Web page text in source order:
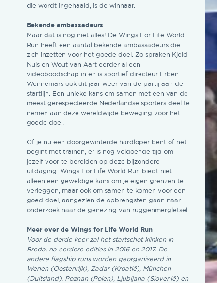
die wordt ingehaald, is de winnaar.
Bekende ambassadeurs
Maar dat is nog niet alles! De Wings For Life World
Run heeft een aantal bekende ambassadeurs die
zich inzetten voor het goede doel. Zo spraken Kjeld
Nuis en Wout van Aart eerder al een
videoboodschap in en is sportief directeur Erben
Wennemars ook dit jaar weer van de partij aan de
startlijn. Een unieke kans om samen met een van de
meest gerespecteerde Nederlandse sporters deel te
nemen aan deze wereldwijde beweging voor het
goede doel.
Of je nu een doorgewinterde hardloper bent of net
begint met trainen, er is nog voldoende tijd om
jezelf voor te bereiden op deze bijzondere
uitdaging. Wings For Life World Run biedt niet
alleen een geweldige kans om je eigen grenzen te
verleggen, maar ook om samen te komen voor een
goed doel, aangezien de opbrengsten gaan naar
onderzoek naar de genezing van ruggenmergletsel.
Meer over de Wings for Life World Run
Voor de derde keer zal het startschot klinken in
Breda, na eerdere edities in 2016 en 2017. De
andere flagship runs worden georganiseerd in
Wenen (Oostenrijk), Zadar (Kroatië), München
(Duitsland), Poznan (Polen), Ljubljana (Slovenië) en